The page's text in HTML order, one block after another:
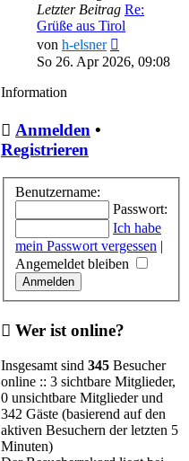
Letzter Beitrag Re:
Grüße aus Tirol
von h-elsner
Beitrag
So 26. Apr 2026, 09:08
Information
Anmelden •
Registrieren
Benutzername:
Passwort:
Ich habe
mein Passwort vergessen |
Angemeldet bleiben
Wer ist online?
Insgesamt sind 345 Besucher
online :: 3 sichtbare Mitglieder,
0 unsichtbare Mitglieder und
342 Gäste (basierend auf den
aktiven Besuchern der letzten 5
Minuten)